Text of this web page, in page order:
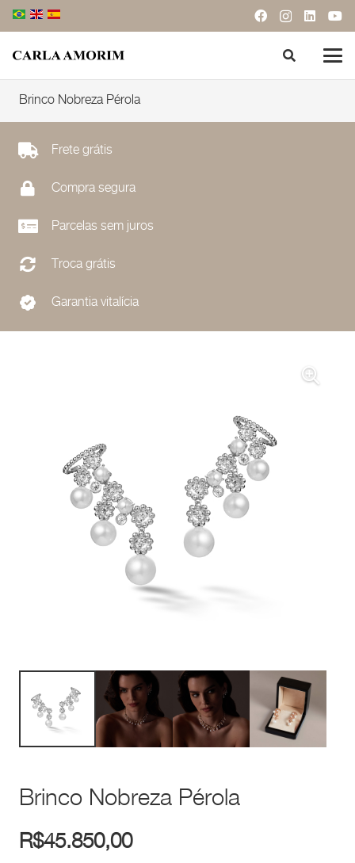
Brinco Nobreza Pérola
Frete grátis
Compra segura
Parcelas sem juros
Troca grátis
Garantia vitalícia
Brinco Nobreza Pérola
R$45.850,00